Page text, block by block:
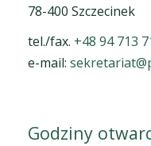
78-400 Szczecinek
tel./fax. +48 94 713
e-mail:
Godziny